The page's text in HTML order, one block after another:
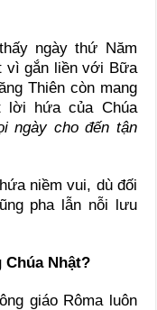
ngày thứ Năm
vì gắn liền với Bữa
Thiên còn mang
lời hứa của Chúa
ngày cho đến tận
niềm vui, dù đối
pha lẫn nỗi lưu
Nhật?
giáo Rôma luôn